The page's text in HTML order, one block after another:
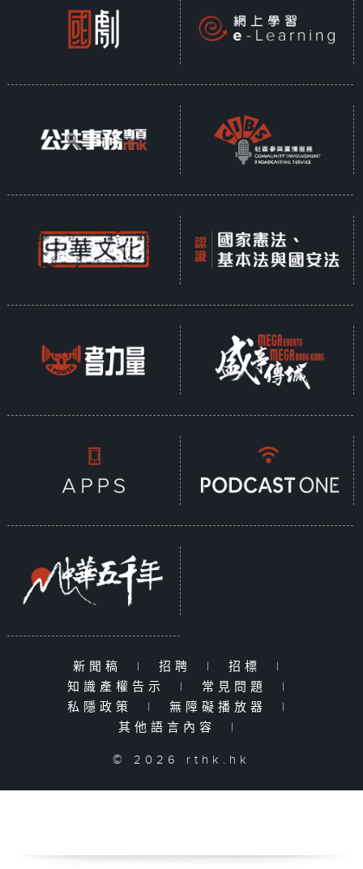
新聞稿 | 招聘 | 招標
|
知識產權告示
| 常見問題
|
私隱政策
| 無障礙播放器
|
其他語言內容
|
© 2026 rthk.hk